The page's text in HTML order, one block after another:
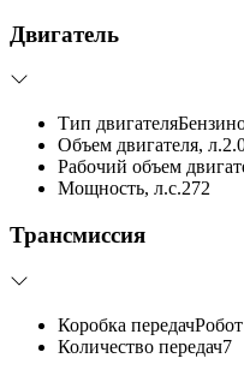
Двигатель
Тип двигателя
Объем двигателя, л.
Рабочий объем
Мощность, л.с.272
Трансмиссия
Коробка передачРобот
Количество передач7